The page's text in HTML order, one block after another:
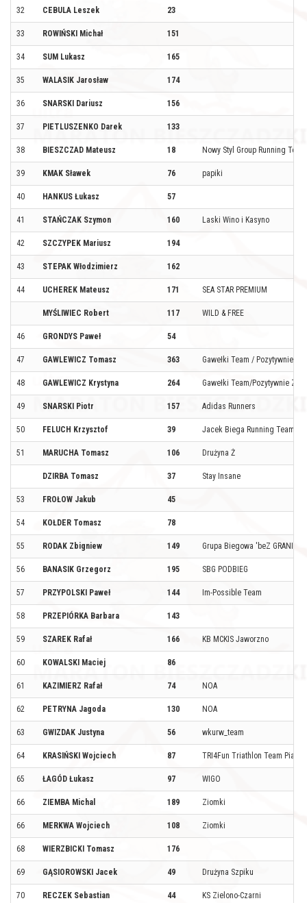
32 CEBULA Leszek 23
33 ROWIŃSKI Michał 151
34 SUM Lukasz 165
35 WALASIK Jarosław 174
36 SNARSKI Dariusz 156
37 PIETLUSZENKO Darek 133
38 BIESZCZAD Mateusz 18 Nowy Styl Group Running Team
39 KMAK Sławek 76 papiki
40 HANKUS Łukasz 57
41 STAŃCZAK Szymon 160 Laski Wino i Kasyno
42 SZCZYPEK Mariusz 194
43 STEPAK Włodzimierz 162
44 UCHEREK Mateusz 171 SEA STAR PREMIUM
MYŚLIWIEC Robert 117 WILD & FREE
46 GRONDYS Paweł 54
47 GAWLEWICZ Tomasz 363 Gawełki Team / Pozytywnie
48 GAWLEWICZ Krystyna 264 Gawełki Team/Pozytywnie
49 SNARSKI Piotr 157 Adidas Runners
50 FELUCH Krzysztof 39 Jacek Biega Running Team
51 MARUCHA Tomasz 106 Drużyna Ż
DZIRBA Tomasz 37 Stay Insane
53 FROŁOW Jakub 45
54 KOŁDER Tomasz 78
55 RODAK Zbigniew 149 Grupa Biegowa 'beZ GRANIc'
56 BANASIK Grzegorz 195 SBG PODBIEG
57 PRZYPOLSKI Paweł 144 Im-Possible Team
58 PRZEPIÓRKA Barbara 143
59 SZAREK Rafał 166 KB MCKIS Jaworzno
60 KOWALSKI Maciej 86
61 KAZIMIERZ Rafał 74 NOA
62 PETRYNA Jagoda 130 NOA
63 GWIZDAK Justyna 56 wkurw_team
64 KRASIŃSKI Wojciech 87 TRI4Fun Triathlon Team
65 ŁAGÓD Łukasz 97 WIGO
66 ZIEMBA Michal 189 Ziomki
66 MERKWA Wojciech 108 Ziomki
68 WIERZBICKI Tomasz 176
69 GĄSIOROWSKI Jacek 49 Drużyna Szpiku
70 RECZEK Sebastian 44 KS Zielono-Czarni